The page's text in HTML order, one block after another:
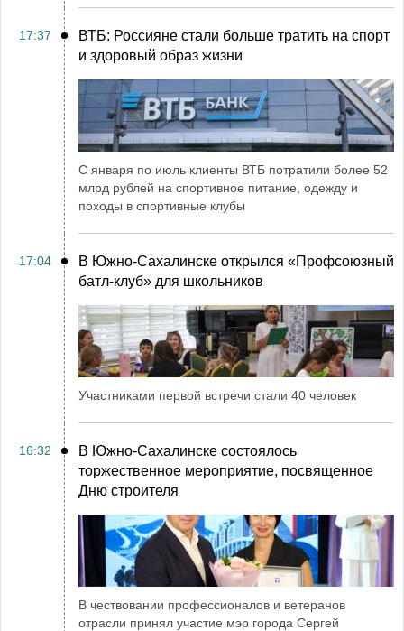
17:37
ВТБ: Россияне стали больше тратить на спорт
и здоровый образ жизни
С января по июль клиенты ВТБ потратили более 52
млрд рублей на спортивное питание, одежду и
походы в спортивные клубы
17:04
В Южно-Сахалинске открылся «Профсоюзный
батл-клуб» для школьников
Участниками первой встречи стали 40 человек
16:32
В Южно-Сахалинске состоялось
торжественное мероприятие, посвященное
Дню строителя
В чествовании профессионалов и ветеранов
отрасли принял участие мэр города Сергей